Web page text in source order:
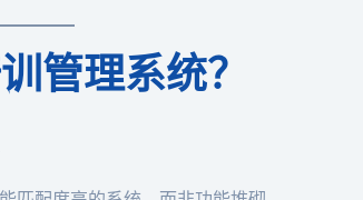
管理系统？